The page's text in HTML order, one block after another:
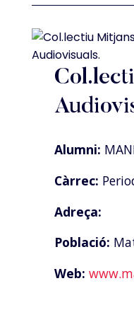
Alumni:
Càrrec:
Adreça:
Població:
Web: